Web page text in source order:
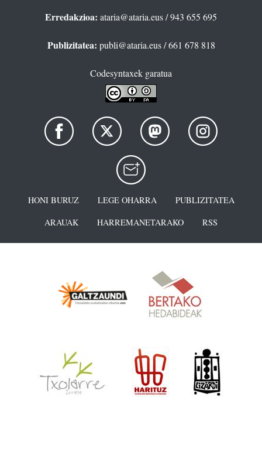
Erredakzioa: ataria@ataria.eus/ 943 655 695
Publizitatea: publi@ataria.eus/ 661 678 818
Codesyntaxek garatua
HONI BURUZ LEGE OHARRA
PUBLIZITATEA
ARAUAK
HARREMANETARAKO RSS